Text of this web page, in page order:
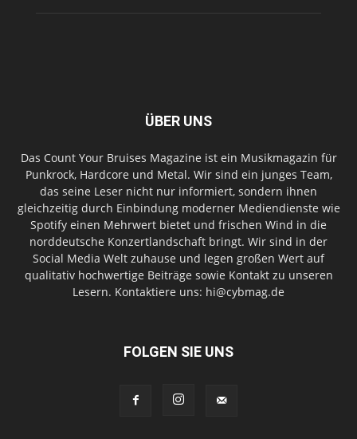
ÜBER UNS
Das Count Your Bruises Magazine ist ein Musikmagazin für
Punkrock, Hardcore und Metal. Wir sind ein junges Team,
das seine Leser nicht nur informiert, sondern ihnen
gleichzeitig durch Einbindung moderner Mediendienste wie
Spotify einen Mehrwert bietet und frischen Wind in die
norddeutsche Konzertlandschaft bringt. Wir sind in der
Social Media Welt zuhause und legen großen Wert auf
qualitativ hochwertige Beiträge sowie Kontakt zu unseren
Lesern. Kontaktiere uns: hi@cybmag.de
FOLGEN SIE UNS